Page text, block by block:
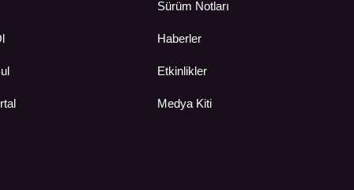
Sürüm Notları
Haberler
Etkinlikler
Medya Kiti